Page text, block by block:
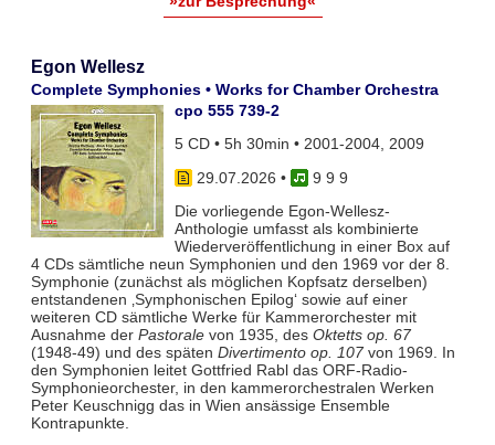
Egon Wellesz
Complete Symphonies • Works for Chamber Orchestra
cpo 555 739-2
5 CD • 5h 30min • 2001-2004, 2009
29.07.2026 •
9 9 9
Die vorliegende Egon-Wellesz-
Anthologie umfasst als kombinierte
Wiederveröffentlichung in einer Box auf
4 CDs sämtliche neun Symphonien und den 1969 vor der 8.
Symphonie (zunächst als möglichen Kopfsatz derselben)
entstandenen ‚Symphonischen Epilog‘ sowie auf einer
weiteren CD sämtliche Werke für Kammerorchester mit
Ausnahme der Pastoralevon 1935, des Oktetts op. 67
(1948-49) und des späten Divertimento op. 107von 1969. In
den Symphonien leitet Gottfried Rabl das ORF-Radio-
Symphonieorchester, in den kammerorchestralen Werken
Peter Keuschnigg das in Wien ansässige Ensemble
Kontrapunkte.